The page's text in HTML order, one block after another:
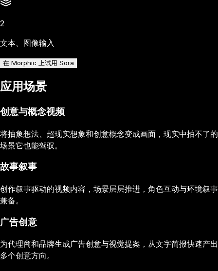
2
文本、图像输入
在 Morphic 上试用 Sora
应用场景
创意与概念视频
将抽象想法、超现实想象和创意概念变成画面，现实中拍不了的
场景它也能驾驭。
故事叙事
创作叙事驱动的视频内容，场景层层推进，角色互动与环境叙事
兼备。
广告创意
为代理商和品牌生成广告创意与视觉提案，从文字简报快速产出
多个创意方向。